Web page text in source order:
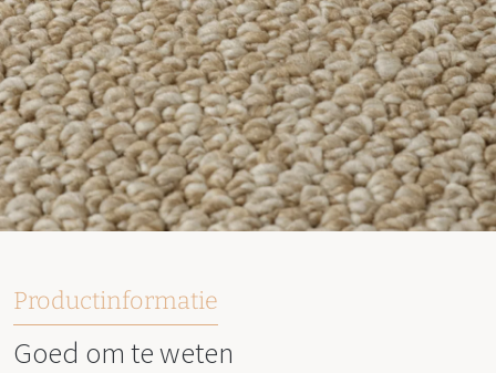
Productinformatie
Goed om te weten